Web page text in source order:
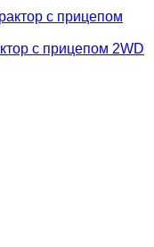
с прицепом 2WD